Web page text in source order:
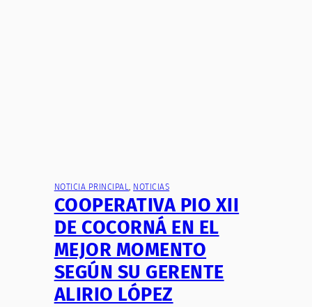
NOTICIA PRINCIPAL, NOTICIAS
COOPERATIVA PIO XII
DE COCORNÁ EN EL
MEJOR MOMENTO
SEGÚN SU GERENTE
ALIRIO LÓPEZ